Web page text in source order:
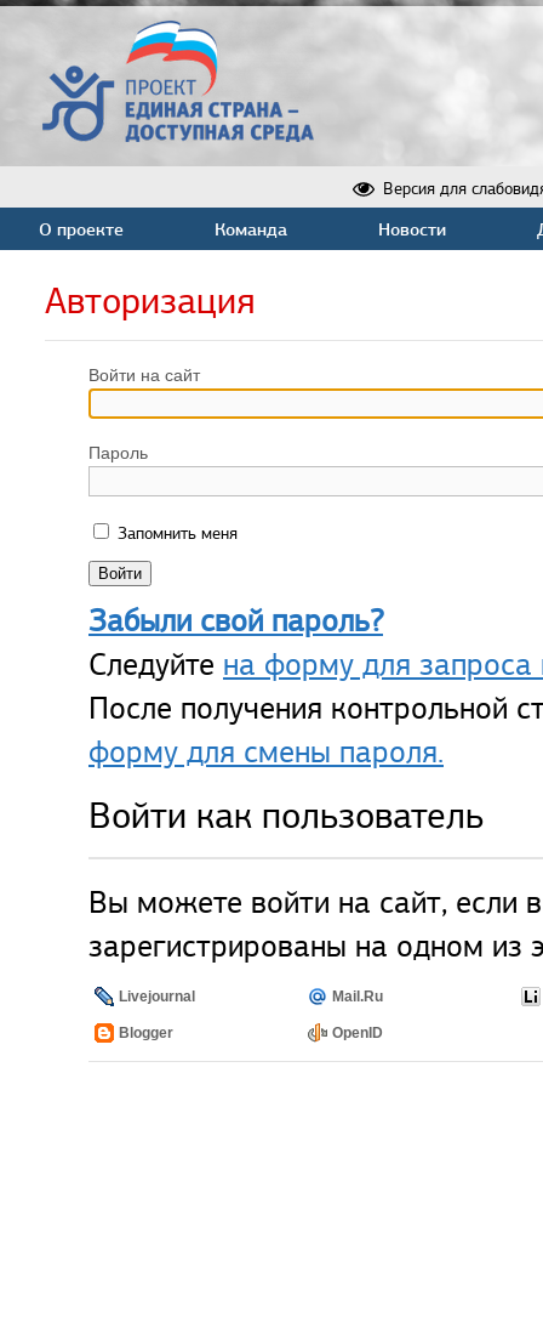
Версия для
О проекте Команда Новости
Авторизация
Войти на сайт
Пароль
Запомнить меня
Забыли свой пароль?
Следуйте на форму для запроса
После получения контрольной
форму для смены пароля.
Войти как пользователь
Вы можете войти на сайт, если
зарегистрированы на одном из
Livejournal Mail.Ru
Blogger OpenID